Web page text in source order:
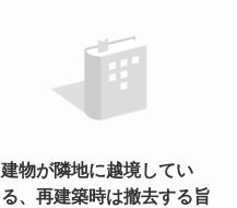
建物が隣地に越境してい
る、再建築時は撤去する旨